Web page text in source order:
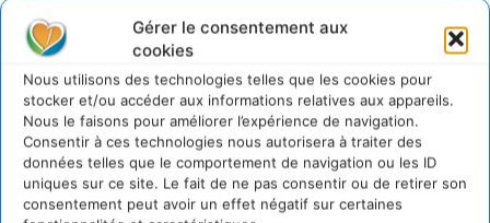
Gérer le consentement aux
cookies
Nous utilisons des technologies telles que les cookies pour
stocker et/ou accéder aux informations relatives aux appareils.
Nous le faisons pour améliorer l’expérience de navigation.
Consentir à ces technologies nous autorisera à traiter des
données telles que le comportement de navigation ou les ID
uniques sur ce site. Le fait de ne pas consentir ou de retirer son
consentement peut avoir un effet négatif sur certaines
Sur Cdurable
Comment le sol français a perdu sa mémoire
hydrique et déréglé tout le territoire (2020-2026)
2 août 2026
Développer notre attention aux espèces vivantes